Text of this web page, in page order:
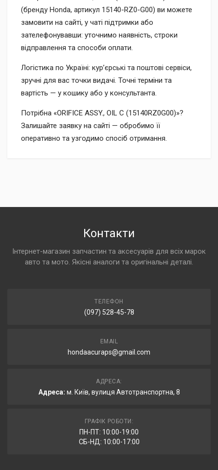
(бренду Honda, артикул 15140-RZ0-G00) ви можете
замовити на сайті, у чаті підтримки або
зателефонувавши: уточнимо наявність, строки
відправлення та способи оплати.
Логістика по Україні: кур’єрські та поштові сервіси,
зручні для вас точки видачі. Точні терміни та
вартість — у кошику або у консультанта.
Потрібна «ORIFICE ASSY., OIL C (15140RZ0G00)»?
Залишайте заявку на сайті — обробимо її
оперативно та узгодимо спосіб отримання.
Контакти
Інтернет-магазин запчастин та аксесуарів для всіх марок
авто та мото. Якісні аналоги та оригінальні деталі.
ТЕЛЕФОН
(097) 528-45-78
EMAIL
hondaacuraps@gmail.com
АДРЕСА:
Адреса: м. Київ, вулиця Автотранспортна, 8
ГРАФІК РОБОТИ:
ПН-ПТ: 10:00-19:00
СБ-НД: 10:00-17:00